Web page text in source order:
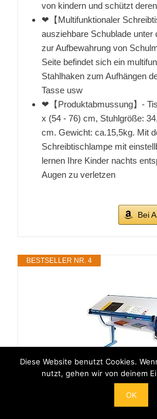
von kindern und schützt
❤【Multifunktionaler
ausziehbare Schublade unter
zur Aufbewahrung von
Seite befindet sich ein
Stahlhaken zum Aufhängen
Tasse usw
❤【Produktabmussung】-
x (54 - 76) cm, Stuhlgröße:
cm. Gewicht: ca.15,5kg. Mit
Schreibtischlampe mit
lernen Ihre Kinder nachts
Augen zu verletzen
Bei
BESTSELLER NR. 4
IDIMEX Kinderschreibtisch
Kinder BLUE in weiß blau,
Diese Website benutzt Cookies.
nutzt, gehen wir von deinem
OK